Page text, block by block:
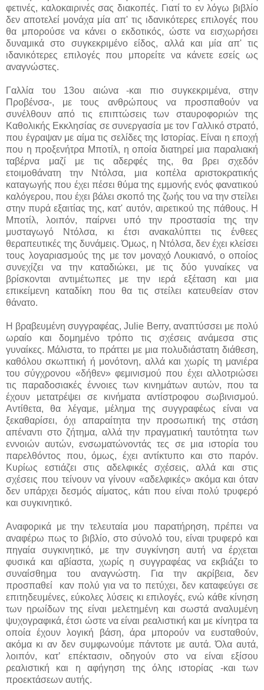
φετινές, καλοκαιρινές σας διακοπές. Γιατί το εν λόγω βιβλίο
δεν αποτελεί μονάχα μία απ' τις ιδανικότερες επιλογές που
θα μπορούσε να κάνει ο εκδοτικός, ώστε να εισχωρήσει
δυναμικά στο συγκεκριμένο είδος, αλλά και μία απ' τις
ιδανικότερες επιλογές που μπορείτε να κάνετε εσείς ως
αναγνώστες.
Γαλλία του 13ου αιώνα -και πιο συγκεκριμένα, στην
Προβένσα-, με τους ανθρώπους να προσπαθούν να
συνέλθουν από τις επιπτώσεις των σταυροφοριών της
Καθολικής Εκκλησίας σε συνεργασία με τον Γαλλικό στρατό,
που έγραψαν με αίμα τις σελίδες της Ιστορίας. Είναι η εποχή
που η προξενήτρα Μποτίλ, η οποία διατηρεί μια παραλιακή
ταβέρνα μαζί με τις αδερφές της, θα βρει σχεδόν
ετοιμοθάνατη την Ντόλσα, μια κοπέλα αριστοκρατικής
καταγωγής που έχει πέσει θύμα της εμμονής ενός φανατικού
καλόγερου, που έχει βάλει σκοπό της ζωής του να την στείλει
στην πυρά εξαιτίας της, κατ' αυτόν, αιρετικού της πάθους. Η
Μποτίλ, λοιπόν, παίρνει υπό την προστασία της την
μυσταγωγό Ντόλσα, κι έτσι ανακαλύπτει τις ένθεες
θεραπευτικές της δυνάμεις. Όμως, η Ντόλσα, δεν έχει κλείσει
τους λογαριασμούς της με τον μοναχό Λουκιανό, ο οποίος
συνεχίζει να την καταδιώκει, με τις δύο γυναίκες να
βρίσκονται αντιμέτωπες με την ιερά εξέταση και μια
επικείμενη καταδίκη που θα τις στείλει κατευθείαν στον
θάνατο.
Η βραβευμένη συγγραφέας, Julie Berry, αναπτύσσει με πολύ
ωραίο και δομημένο τρόπο τις σχέσεις ανάμεσα στις
γυναίκες. Μάλιστα, το πράττει με μια πολυδιάστατη διάθεση,
καθόλου σκωπτική ή μονότονη, αλλά και χωρίς τη μανιέρα
του σύγχρονου «δήθεν» φεμινισμού που έχει αλλοτριώσει
τις παραδοσιακές έννοιες των κινημάτων αυτών, που τα
έχουν μετατρέψει σε κινήματα αντίστροφου σωβινισμού.
Αντίθετα, θα λέγαμε, μέλημα της συγγραφέως είναι να
ξεκαθαρίσει, όχι απαραίτητα την προσωπική της στάση
απέναντι στο ζήτημα, αλλά την πραγματική ταυτότητα των
εννοιών αυτών, ενσωματώνοντάς τες σε μια ιστορία του
παρελθόντος που, όμως, έχει αντίκτυπο και στο παρόν.
Κυρίως εστιάζει στις αδελφικές σχέσεις, αλλά και στις
σχέσεις που τείνουν να γίνουν «αδελφικές» ακόμα και όταν
δεν υπάρχει δεσμός αίματος, κάτι που είναι πολύ τρυφερό
και συγκινητικό.
Αναφορικά με την τελευταία μου παρατήρηση, πρέπει να
αναφέρω πως το βιβλίο, στο σύνολό του, είναι τρυφερό και
πηγαία συγκινητικό, με την συγκίνηση αυτή να έρχεται
φυσικά και αβίαστα, χωρίς η συγγραφέας να εκβιάζει το
συναίσθημα του αναγνώστη. Για την ακρίβεια, δεν
προσπαθεί καν πολύ για να το πετύχει, δεν καταφεύγει σε
επιτηδευμένες, εύκολες λύσεις κι επιλογές, ενώ κάθε κίνηση
των ηρωίδων της είναι μελετημένη και σωστά αναλυμένη
ψυχογραφικά, έτσι ώστε να είναι ρεαλιστική και με κίνητρα τα
οποία έχουν λογική βάση, άρα μπορούν να ευσταθούν,
ακόμα κι αν δεν συμφωνούμε πάντοτε με αυτά. Όλα αυτά,
λοιπόν, κατ’ επέκτασιν, οδηγούν στο να είναι εξίσου
ρεαλιστική και η αφήγηση της όλης ιστορίας -και των
προεκτάσεων αυτής.